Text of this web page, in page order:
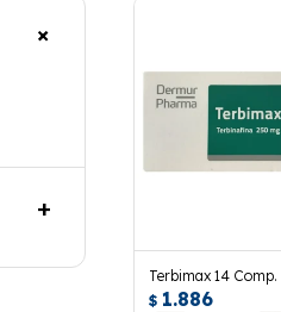
Terbimax 14 Comp.
$ 1.886